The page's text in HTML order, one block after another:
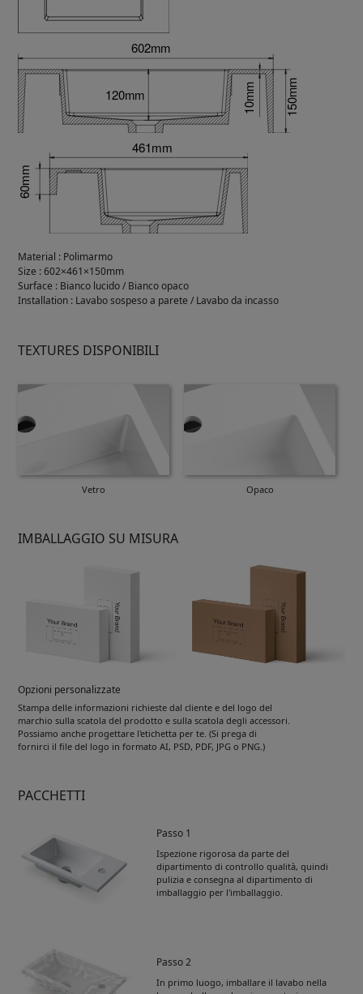
Material : Polimarmo
Size :602×461×150mm
Surface : Bianco lucido / Bianco opaco
Installation : Lavabo sospeso a parete / Lavabo da incasso
TEXTURES DISPONIBILI
Vetro Opaco
IMBALLAGGIO SU MISURA
Opzioni personalizzate
Stampa delle informazioni richieste dal cliente e del logo del
marchio sulla scatola del prodotto e sulla scatola degli accessori.
Possiamo anche progettare l'etichetta per te. (Si prega di
fornirci il file del logo in formato AI, PSD, PDF, JPG o PNG.)
PACCHETTI
Passo 1
Ispezione rigorosa da parte del
dipartimento di controllo qualità, quindi
pulizia e consegna al dipartimento di
imballaggio per l'imballaggio.
Passo 2
In primo luogo, imballare il lavabo nella